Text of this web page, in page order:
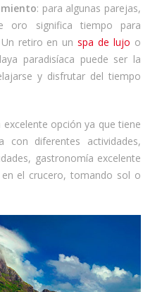
: para algunas parejas,
oro significa tiempo para
Un retiro en unspa de lujo o
paradisíaca puede ser la
y disfrutar del tiempo
excelente opción ya que tiene
diferentes actividades,
gastronomía excelente
el crucero, tomando sol o